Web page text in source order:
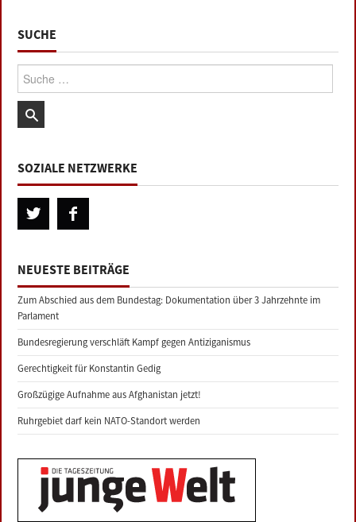
SUCHE
Suche:
SOZIALE NETZWERKE
NEUESTE BEITRÄGE
Zum Abschied aus dem Bundestag: Dokumentation über 3 Jahrzehnte im
Parlament
Bundesregierung verschläft Kampf gegen Antiziganismus
Gerechtigkeit für Konstantin Gedig
Großzügige Aufnahme aus Afghanistan jetzt!
Ruhrgebiet darf kein NATO-Standort werden